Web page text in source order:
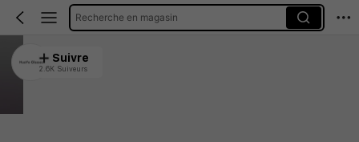
Recherche en magasin
HuoYo Glasses
4.92
Suivre
2.6K Suiveurs